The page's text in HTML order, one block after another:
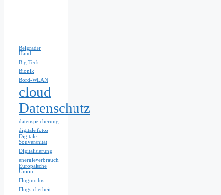
Belgrader
Hand
Big Tech
Bionik
Bord-WLAN
cloud
Datenschutz
datenspeicherung
digitale fotos
Digitale
Souveränität
Digitalisierung
energieverbrauch
Europäische
Union
Flugmodus
Flugsicherheit